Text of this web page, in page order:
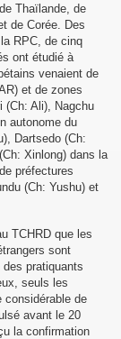
Thaïlande, de
de Corée. Des
RPC, de cinq
ont étudié à
venaient de
et de zones
(Ch: Ali), Nagchu
autonome du
Dartsedo (Ch:
Xinlong) dans la
préfectures
(Ch: Yushu) et
TCHRD que les
sont
des pratiquants
seuls les
considérable de
avant le 20
la confirmation